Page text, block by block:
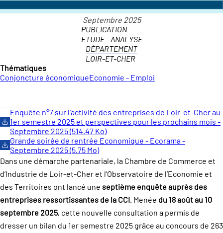
PUBLICATION
ETUDE - ANALYSE
DÉPARTEMENT
LOIR-ET-CHER
Thématiques
Conjoncture économiqueEconomie - Emploi
Enquête n°7 sur l'activité des entreprises de Loir-et-Cher au
1er semestre 2025 et perspectives pour les prochains mois -
Septembre 2025 (514.47 Ko)
Grande soirée de rentrée Economique - Ecorama -
Septembre 2025 (5.75 Mo)
Dans une démarche partenariale, la Chambre de Commerce et
d’Industrie de Loir-et-Cher et l’Observatoire de l’Economie et
des Territoires ont lancé une septième enquête auprès des
entreprises ressortissantes de la CCI. Menée du 18 août au 10
septembre 2025, cette nouvelle consultation a permis de
dresser un bilan du 1er semestre 2025 grâce au concours de 263